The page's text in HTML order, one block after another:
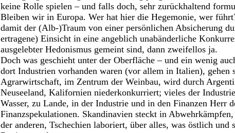
keine Rolle spielen – und falls doch, sehr zurückhaltend
Bleiben wir in Europa. Wer hat hier die Hegemonie, wer
damit der (Alb-)Traum von einer persönlichen Absicherung
ertragene) Einsicht in eine angeblich unabänderliche
ausgelebter Hedonismus gemeint sind, dann zweifellos ja.
Doch was geschieht unter der Oberfläche – und ein wenig
dort Industrien vorhanden waren (vor allem in Italien), gehen
Agrarwirtschaft, im Zentrum der Weinbau, wird durch
Neuseeland, Kalifornien niederkonkurriert; vieles der
Wasser, zu Lande, in der Industrie und in den Finanzen Herr
Finanzspekulationen. Skandinavien steckt in
der anderen, Tschechien laboriert, über alles, was östlich